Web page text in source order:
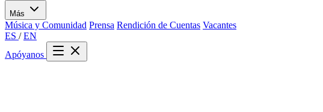
Más
Música y Comunidad Prensa Rendición de Cuentas Vacantes
ES / EN
Apóyanos